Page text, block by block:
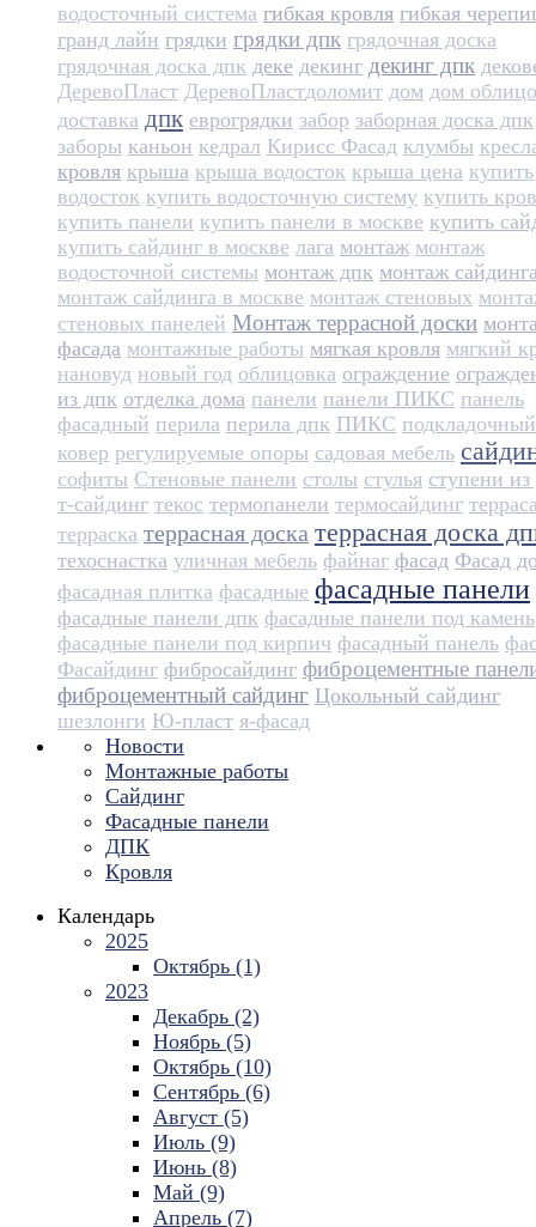
водосточный система гибкая кровля гибкая
гранд лайн грядки грядки дпк грядочная доска
грядочная доска дпк деке декинг декинг дпк
ДеревоПласт ДеревоПласт​доломит дом дом
доставка дпк еврогрядки забор заборная доска дпк
заборы каньон кедрал Кирисс Фасад клумбы
кровля крыша крыша водосток крыша цена купить
водосток купить водосточную систему купить
купить панели купить панели в москве купить
купить сайдинг в москве лага монтаж монтаж
водосточной системы монтаж дпк монтаж
монтаж сайдинга в москве монтаж стеновых
стеновых панелей Монтаж террасной доски
фасада монтажные работы мягкая кровля мягкий
нановуд новый год облицовка ограждение
из дпк отделка дома панели панели ПИКС панель
фасадный перила перила дпк ПИКС подкладочный
ковер регулируемые опоры садовая мебель
софиты Стеновые панели столы стулья ступени
т-сайдинг текос термопанели термосайдинг
терраска террасная доска террасная доска
техоснастка уличная мебель файнаг фасад Фасад
фасадная плитка фасадные фасадные панели
фасадные панели дпк фасадные панели под камень
фасадные панели под кирпич фасадный панель
Фасайдинг фибросайдинг фиброцементные
фиброцементный сайдинг Цокольный сайдинг
шезлонги Ю-пласт я-фасад
Новости
Монтажные работы
Сайдинг
Фасадные панели
ДПК
Кровля
Календарь
2025
Октябрь (1)
2023
Декабрь (2)
Ноябрь (5)
Октябрь (10)
Сентябрь (6)
Август (5)
Июль (9)
Июнь (8)
Май (9)
Апрель (7)